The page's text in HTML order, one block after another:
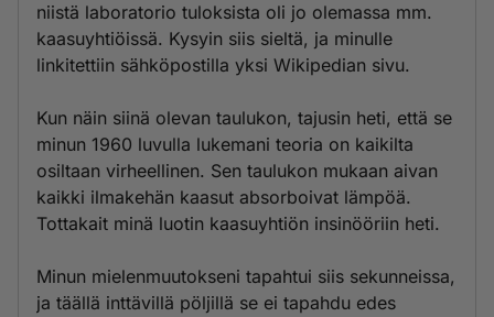
niistä laboratorio tuloksista oli jo olemassa mm.
kaasuyhtiöissä. Kysyin siis sieltä, ja minulle
linkitettiin sähköpostilla yksi Wikipedian sivu.
Kun näin siinä olevan taulukon, tajusin heti, että se
minun 1960 luvulla lukemani teoria on kaikilta
osiltaan virheellinen. Sen taulukon mukaan aivan
kaikki ilmakehän kaasut absorboivat lämpöä.
Tottakait minä luotin kaasuyhtiön insinööriin heti.
Minun mielenmuutokseni tapahtui siis sekunneissa,
ja täällä inttävillä pöljillä se ei tapahdu edes